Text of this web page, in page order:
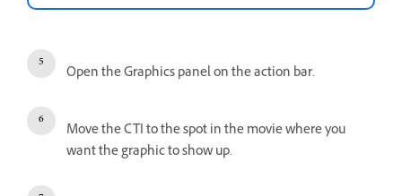
Open the Graphics panel on the action bar.
Move the CTI to the spot in the movie where you
want the graphic to show up.